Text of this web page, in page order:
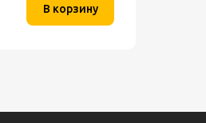
В корзину